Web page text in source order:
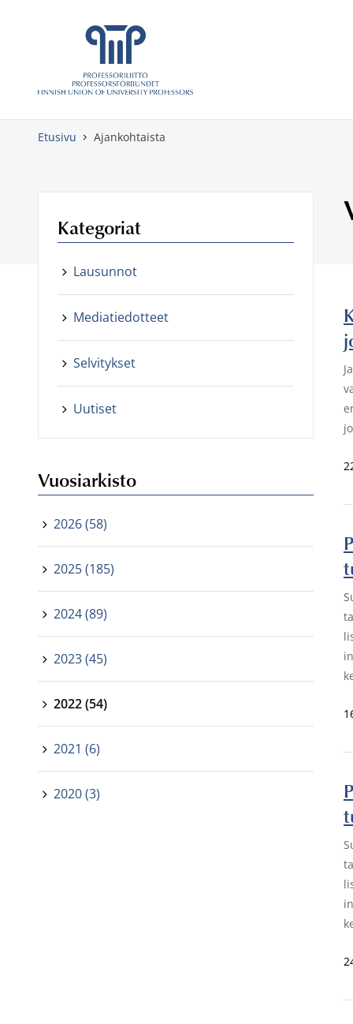
Skippaa sisältö
Etusivu Ajankohtaista
Kategoriat
Lausunnot
Mediatiedotteet
Selvitykset
Uutiset
Vuosiarkisto
2026 (58)
2025 (185)
2024 (89)
2023 (45)
2022 (54)
2021 (6)
2020 (3)